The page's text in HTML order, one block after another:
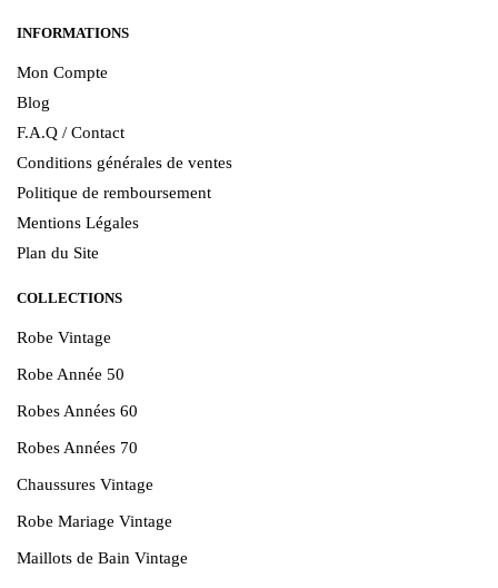
INFORMATIONS
Mon Compte
Blog
F.A.Q / Contact
Conditions générales de ventes
Politique de remboursement
Mentions Légales
Plan du Site
COLLECTIONS
Robe Vintage
Robe Année 50
Robes Années 60
Robes Années 70
Chaussures Vintage
Robe Mariage Vintage
Maillots de Bain Vintage